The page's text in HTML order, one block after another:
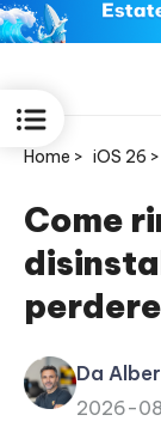
ReiBoot
for iOS
PDNob
PDF
Home > iOS 26 >
Come
Da
2026-